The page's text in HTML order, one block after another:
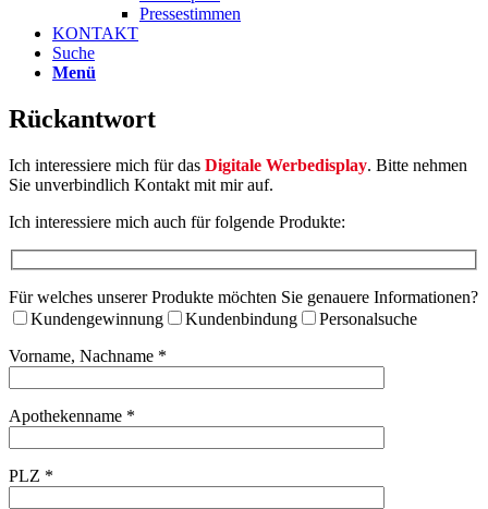
Pressestimmen
KONTAKT
Suche
Menü
Rückantwort
Ich interessiere mich für das Digitale Werbedisplay. Bitte nehmen
Sie unverbindlich Kontakt mit mir auf.
Ich interessiere mich auch für folgende Produkte:
Für welches unserer Produkte möchten Sie genauere Informationen?
Kundengewinnung
Kundenbindung
Personalsuche
Vorname, Nachname *
Apothekenname *
PLZ *